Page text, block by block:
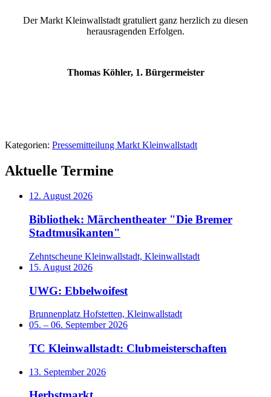
Der Markt Kleinwallstadt gratuliert ganz herzlich zu diesen
herausragenden Erfolgen.
Thomas Köhler, 1. Bürgermeister
Kategorien: Pressemitteilung Markt Kleinwallstadt
Aktuelle Termine
12. August 2026
Bibliothek: Märchentheater "Die Bremer
Stadtmusikanten"
Zehntscheune Kleinwallstadt, Kleinwallstadt
15. August 2026
UWG: Ebbelwoifest
Brunnenplatz Hofstetten, Kleinwallstadt
05. – 06. September 2026
TC Kleinwallstadt: Clubmeisterschaften
13. September 2026